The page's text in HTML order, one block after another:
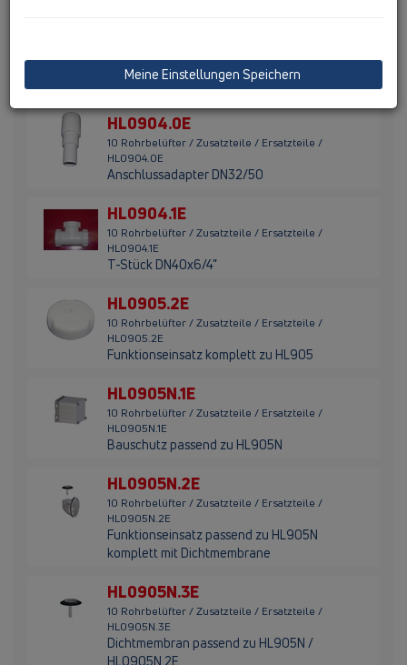
T-Stück DN40x6/4" mit Anschluss 1",
Holländermuttern und Dichtung
HL0904.0E
10 Rohrbelüfter / Zusatzteile / Ersatzteile /
HL0904.0E
Anschlussadapter DN32/50
HL0904.1E
10 Rohrbelüfter / Zusatzteile / Ersatzteile /
HL0904.1E
T-Stück DN40x6/4"
HL0905.2E
10 Rohrbelüfter / Zusatzteile / Ersatzteile /
HL0905.2E
Funktionseinsatz komplett zu HL905
HL0905N.1E
10 Rohrbelüfter / Zusatzteile / Ersatzteile /
HL0905N.1E
Bauschutz passend zu HL905N
HL0905N.2E
10 Rohrbelüfter / Zusatzteile / Ersatzteile /
HL0905N.2E
Funktionseinsatz passend zu HL905N
komplett mit Dichtmembrane
HL0905N.3E
10 Rohrbelüfter / Zusatzteile / Ersatzteile /
HL0905N.3E
Dichtmembran passend zu HL905N /
HL0905N.2E
Meine Einstellungen Speichern